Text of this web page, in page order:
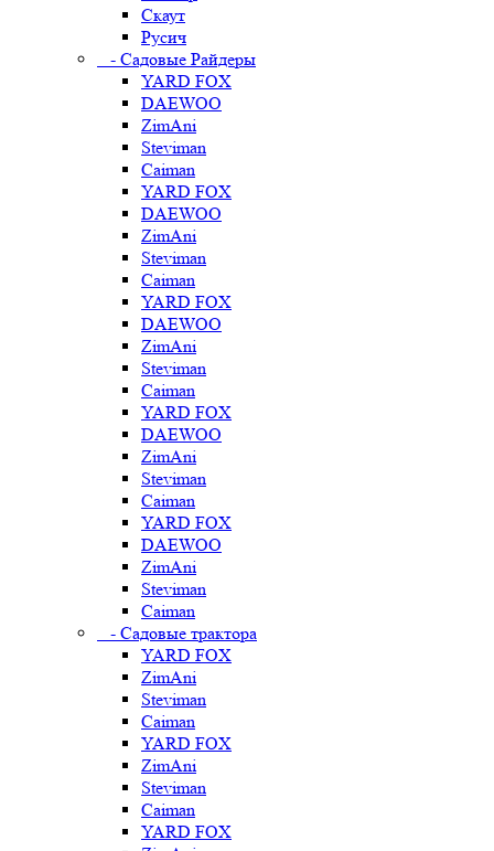
Скаут
Русич
- Садовые Райдеры
YARD FOX
DAEWOO
ZimAni
Steviman
Caiman
YARD FOX
DAEWOO
ZimAni
Steviman
Caiman
YARD FOX
DAEWOO
ZimAni
Steviman
Caiman
YARD FOX
DAEWOO
ZimAni
Steviman
Caiman
YARD FOX
DAEWOO
ZimAni
Steviman
Caiman
- Садовые трактора
YARD FOX
ZimAni
Steviman
Caiman
YARD FOX
ZimAni
Steviman
Caiman
YARD FOX